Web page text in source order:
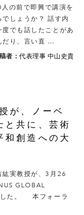
の前で即興で講演を
しょうか？ 話す内
でも話したことがあ
だり、言い直 …
者：代表理事 中山史貴
が、ノーベ
と共に、芸術
和創造への大
紘実教授が、3月26
GLOBAL
した。 本フォーラ